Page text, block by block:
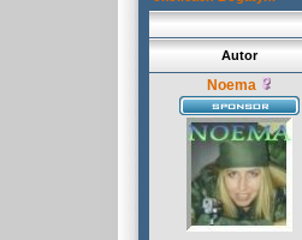
Autor
Noema